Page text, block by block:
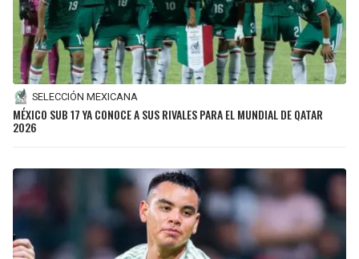
SELECCIÓN MEXICANA
MÉXICO SUB 17 YA CONOCE A SUS RIVALES PARA EL MUNDIAL DE QATAR
2026